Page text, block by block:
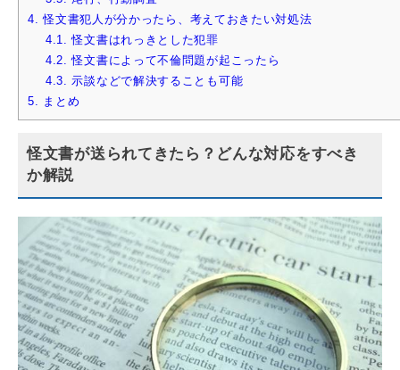
4. 怪文書犯人が分かったら、考えておきたい対処法
4.1.
怪文書はれっきとした犯罪
4.2. 怪文書によって不倫問題が起こったら
4.3.
示談などで解決することも可能
5.
まとめ
怪文書が送られてきたら？どんな対応をすべき
か解説